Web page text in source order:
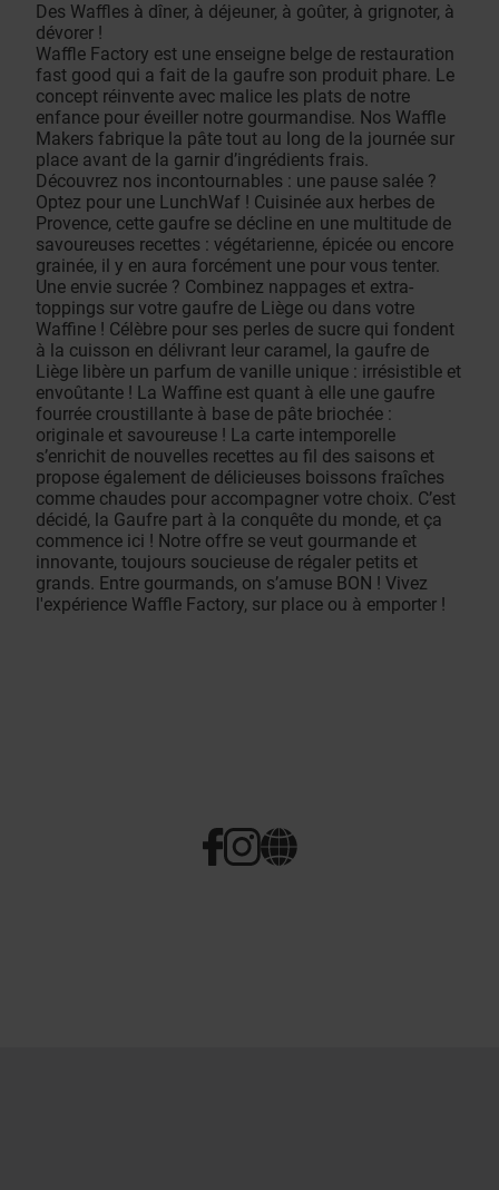
Des Waffles à dîner, à déjeuner, à goûter, à grignoter, à
dévorer !
Waffle Factory est une enseigne belge de restauration
fast good qui a fait de la gaufre son produit phare. Le
concept réinvente avec malice les plats de notre
enfance pour éveiller notre gourmandise. Nos Waffle
Makers fabrique la pâte tout au long de la journée sur
place avant de la garnir d’ingrédients frais.
Découvrez nos incontournables : une pause salée ?
Optez pour une LunchWaf ! Cuisinée aux herbes de
Provence, cette gaufre se décline en une multitude de
savoureuses recettes : végétarienne, épicée ou encore
grainée, il y en aura forcément une pour vous tenter.
Une envie sucrée ? Combinez nappages et extra-
toppings sur votre gaufre de Liège ou dans votre
Waffine ! Célèbre pour ses perles de sucre qui fondent
à la cuisson en délivrant leur caramel, la gaufre de
Liège libère un parfum de vanille unique : irrésistible et
envoûtante ! La Waffine est quant à elle une gaufre
fourrée croustillante à base de pâte briochée :
originale et savoureuse ! La carte intemporelle
s’enrichit de nouvelles recettes au fil des saisons et
propose également de délicieuses boissons fraîches
comme chaudes pour accompagner votre choix. C’est
décidé, la Gaufre part à la conquête du monde, et ça
commence ici ! Notre offre se veut gourmande et
innovante, toujours soucieuse de régaler petits et
grands. Entre gourmands, on s’amuse BON ! Vivez
l'expérience Waffle Factory, sur place ou à emporter !